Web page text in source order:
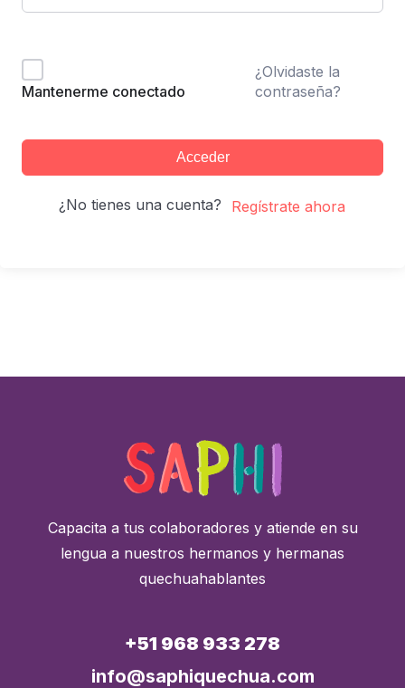
Mantenerme conectado
¿Olvidaste la
contraseña?
Acceder
¿No tienes una cuenta? Regístrate ahora
Capacita a tus colaboradores y atiende en su
lengua a nuestros hermanos y hermanas
quechuahablantes
+51 968 933 278
info@saphiquechua.com